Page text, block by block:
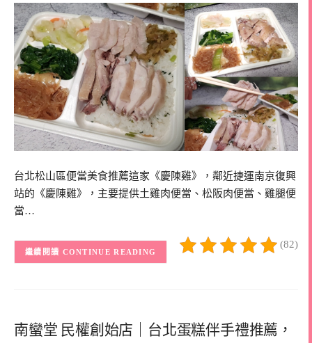
台北松山區便當美食推薦這家《慶陳雞》，鄰近捷運南京復興
站的《慶陳雞》，主要提供土雞肉便當、松阪肉便當、雞腿便
當…
(82)
CONTINUE READING
南蠻堂 民權創始店｜台北蛋糕伴手禮推薦，